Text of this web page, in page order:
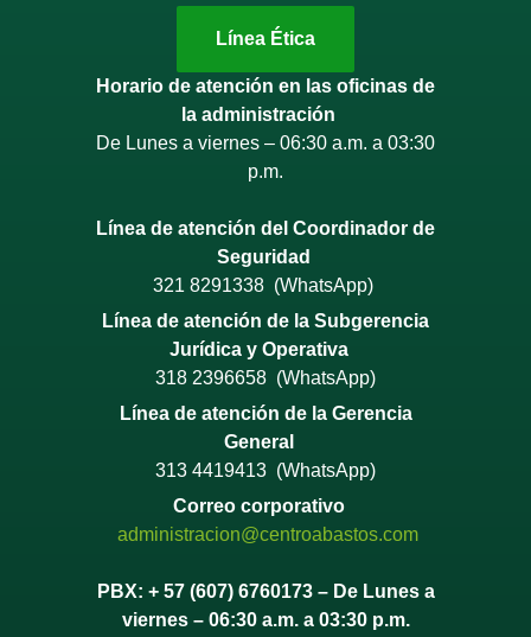
Línea Ética
Horario de atención en las oficinas de
la administración
De Lunes a viernes – 06:30 a.m. a 03:30
p.m.
Línea de atención del Coordinador de
Seguridad
321 8291338 (WhatsApp)
Línea de atención de la Subgerencia
Jurídica y Operativa
318 2396658 (WhatsApp)
Línea de atención de la Gerencia
General
313 4419413 (WhatsApp)
Correo corporativo
administracion@centroabastos.com
PBX: + 57 (607) 6760173 – De Lunes a
viernes – 06:30 a.m. a 03:30 p.m.